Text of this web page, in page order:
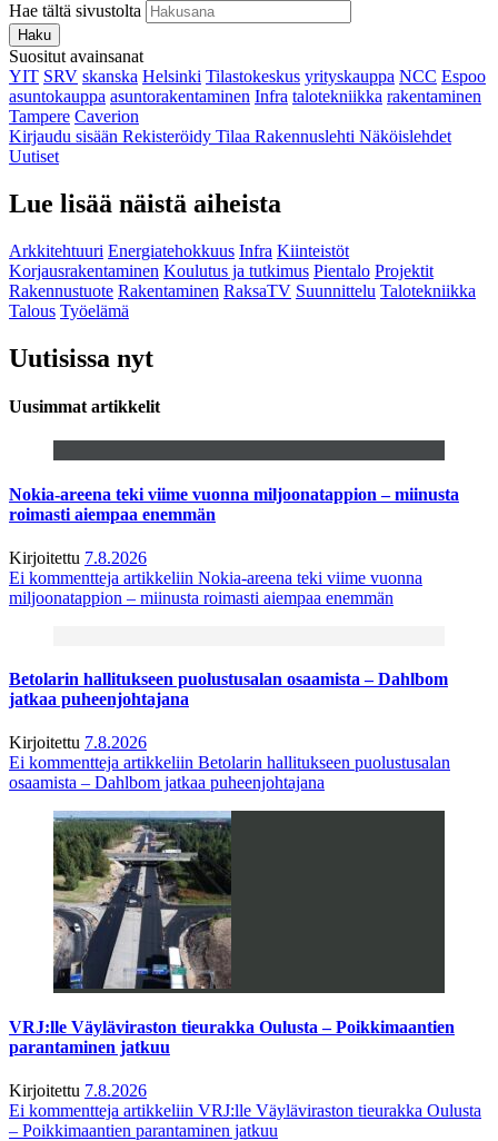
Hae tältä sivustolta
Haku
Suositut avainsanat
YIT SRV skanska Helsinki Tilastokeskus yrityskauppa NCC Espoo
asuntokauppa asuntorakentaminen Infra talotekniikka rakentaminen
Tampere Caverion
Kirjaudu sisään Rekisteröidy Tilaa Rakennuslehti Näköislehdet
Uutiset
Lue lisää näistä aiheista
Arkkitehtuuri Energiatehokkuus Infra Kiinteistöt
Korjausrakentaminen Koulutus ja tutkimus Pientalo Projektit
Rakennustuote Rakentaminen RaksaTV Suunnittelu Talotekniikka
Talous Työelämä
Uutisissa nyt
Uusimmat artikkelit
Nokia-areena teki viime vuonna miljoonatappion – miinusta
roimasti aiempaa enemmän
Kirjoitettu 7.8.2026
Ei kommentteja artikkeliin Nokia-areena teki viime vuonna
miljoonatappion – miinusta roimasti aiempaa enemmän
Betolarin hallitukseen puolustusalan osaamista – Dahlbom
jatkaa puheenjohtajana
Kirjoitettu 7.8.2026
Ei kommentteja artikkeliin Betolarin hallitukseen puolustusalan
osaamista – Dahlbom jatkaa puheenjohtajana
VRJ:lle Väyläviraston tieurakka Oulusta – Poikkimaantien
parantaminen jatkuu
Kirjoitettu 7.8.2026
Ei kommentteja artikkeliin VRJ:lle Väyläviraston tieurakka Oulusta
– Poikkimaantien parantaminen jatkuu